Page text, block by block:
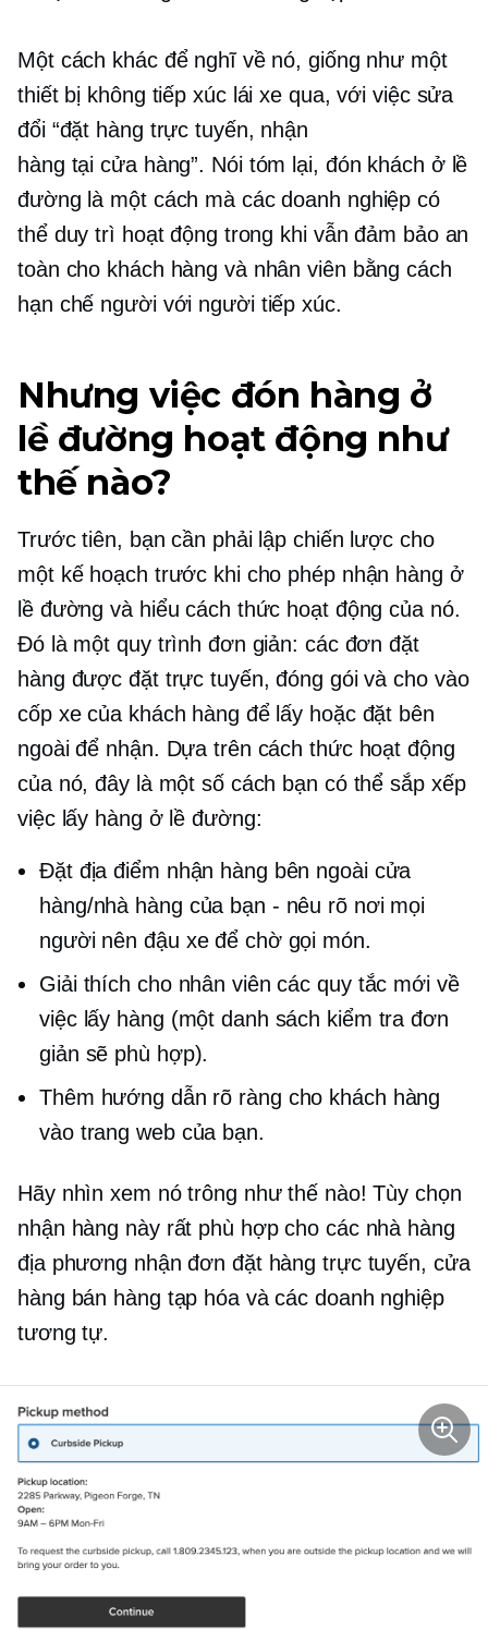
Một cách khác để nghĩ về nó, giống như một
thiết bị không tiếp xúc lái xe qua, với việc sửa
đổi “đặt hàng trực tuyến, nhận
hàng tại cửa hàng”. Nói tóm lại, đón khách ở lề
đường là một cách mà các doanh nghiệp có
thể duy trì hoạt động trong khi vẫn đảm bảo an
toàn cho khách hàng và nhân viên bằng cách
hạn chế người với ngườitiếp xúc.
Nhưng việc đón hàng ở
lề đường hoạt động như
thế nào?
Trước tiên, bạn cần phải lập chiến lược cho
một kế hoạch trước khi cho phép nhận hàng ở
lề đường và hiểu cách thức hoạt động của nó.
Đó là một quy trình đơn giản: các đơn đặt
hàng được đặt trực tuyến, đóng gói và cho vào
cốp xe của khách hàng để lấy hoặc đặt bên
ngoài để nhận. Dựa trên cách thức hoạt động
của nó, đây là một số cách bạn có thể sắp xếp
việc lấy hàng ở lề đường:
Đặt địa điểm nhận hàng bên ngoài cửa
hàng/nhà hàng của bạn - nêu rõ nơi mọi
người nên đậu xe để chờ gọi món.
Giải thích cho nhân viên các quy tắc mới về
việc lấy hàng (một danh sách kiểm tra đơn
giản sẽ phù hợp).
Thêm hướng dẫn rõ ràng cho khách hàng
vào trang web của bạn.
Hãy nhìn xem nó trông như thế nào! Tùy chọn
nhận hàng này rất phù hợp cho các nhà hàng
địa phương nhận đơn đặt hàng trực tuyến, cửa
hàng bán hàng tạp hóa và các doanh nghiệp
tương tự.